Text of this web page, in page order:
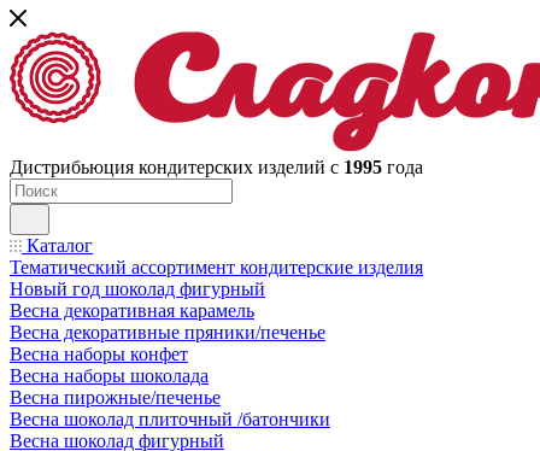
Дистрибьюция кондитерских изделий с 1995 года
Каталог
Тематический ассортимент кондитерские изделия
Новый год шоколад фигурный
Весна декоративная карамель
Весна декоративные пряники/печенье
Весна наборы конфет
Весна наборы шоколада
Весна пирожные/печенье
Весна шоколад плиточный /батончики
Весна шоколад фигурный